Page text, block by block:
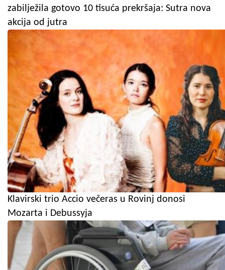
zabilježila gotovo 10 tisuća prekršaja: Sutra nova
akcija od jutra
Klavirski trio Accio večeras u Rovinj donosi
Mozarta i Debussyja